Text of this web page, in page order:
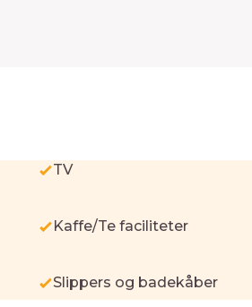
TV
Kaffe/Te faciliteter
Slippers og badekåber